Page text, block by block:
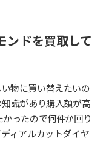
ンドを買取して
物に買い替えたいの
識があり購入額が高
ったので何件か回り
ィアルカットダイヤ